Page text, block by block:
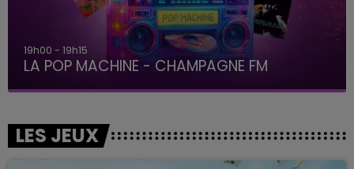
19h00 - 19h15
LA POP MACHINE - CHAMPAGNE FM
LES JEUX